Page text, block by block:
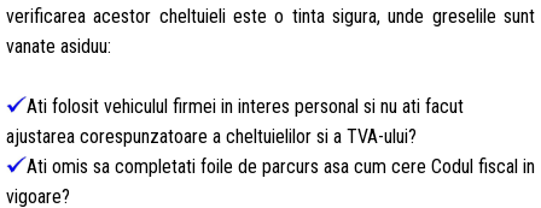
verificarea acestor cheltuieli este o tinta sigura, unde greselile sunt
vanate asiduu:
Ati folosit vehiculul firmei in interes personal si nu ati facut
ajustarea corespunzatoare a cheltuielilor si a TVA-ului?
Ati omis sa completati foile de parcurs asa cum cere Codul fiscal in
vigoare?